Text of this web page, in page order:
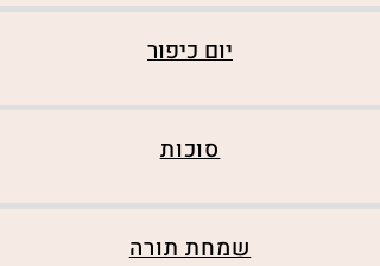
יום כיפור
סוכות
שמחת תורה